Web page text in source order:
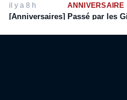
il y a 8 h ANNIVERSAIRE
[Anniversaires] Passé par les